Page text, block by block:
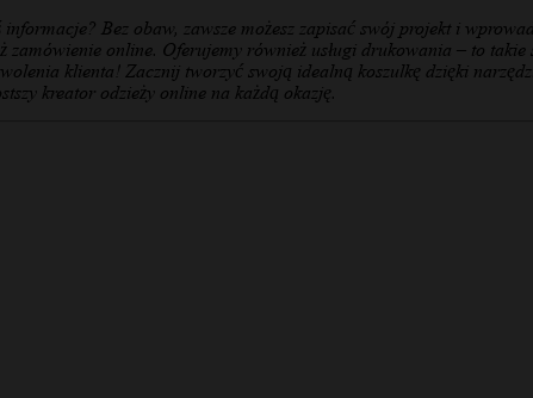
Bez obaw, zawsze możesz zapisać swój projekt i
zamówienie online. Oferujemy również usługi drukowania – to takie
klienta! Zacznij tworzyć swoją idealną koszulkę dzięki
kreator odzieży online na każdą okazję.